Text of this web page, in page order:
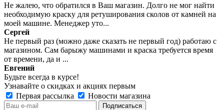
Не жалею, что обратился в Ваш магазин. Долго не мог найти
необходимую краску для ретуширования сколов от камней на
моей машине. Менеджер уто...
Сергей
Не первый раз (можно даже сказать не первый год) работаю с
магазином. Сам барыжу машинами и краска требуется время
от времени, да и ...
Евгений
Будьте всегда в курсе!
Узнавайте о скидках и акциях первым
Первая рассылка
Новости магазина